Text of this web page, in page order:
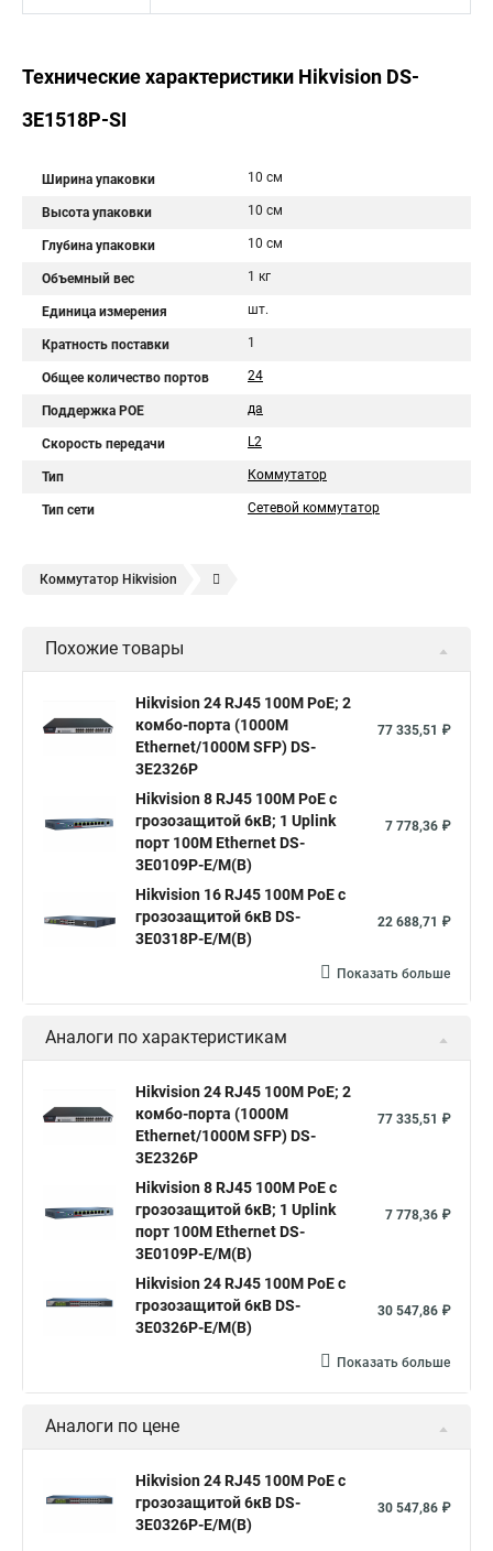
Технические характеристики Hikvision DS-
3E1518P-SI
Ширина упаковки 10 см
Высота упаковки 10 см
Глубина упаковки 10 см
Объемный вес 1 кг
Единица измерения шт.
Кратность поставки 1
Общее количество портов 24
Поддержка POE да
Скорость передачи L2
Тип Коммутатор
Тип сети Сетевой коммутатор
Коммутатор Нikvision
Коммутатор l2 с 24 портами 10
Коммутатор что такое D link коммутатор на 48 портов
Коммутатор атс это
Коммутатор принцип работы коммутатора
Hp коммутатор 24 портов Коммутатор mes2424p
Что такое интерфейс коммутатора
Настройка коммутаторы cisco
Коммутатор на 8 портов с poe
Похожие товары
Hikvision 24 RJ45 100M PoE; 2
комбо-порта (1000М
Ethernet/1000M SFP) DS-
3E2326P
77 335,51 ₽
Hikvision 8 RJ45 100M PoE с
грозозащитой 6кВ; 1 Uplink
порт 100М Ethernet DS-
3E0109P-E/M(B)
7 778,36 ₽
Hikvision 16 RJ45 100M PoE с
грозозащитой 6кВ DS-
3E0318P-E/M(B)
22 688,71 ₽
Показать больше
Аналоги по характеристикам
Hikvision 24 RJ45 100M PoE; 2
комбо-порта (1000М
Ethernet/1000M SFP) DS-
3E2326P
77 335,51 ₽
Hikvision 8 RJ45 100M PoE с
грозозащитой 6кВ; 1 Uplink
порт 100М Ethernet DS-
3E0109P-E/M(B)
7 778,36 ₽
Hikvision 24 RJ45 100M PoE с
грозозащитой 6кВ DS-
3E0326P-E/M(B)
30 547,86 ₽
Показать больше
Аналоги по цене
Hikvision 24 RJ45 100M PoE с
грозозащитой 6кВ DS-
3E0326P-E/M(B)
30 547,86 ₽